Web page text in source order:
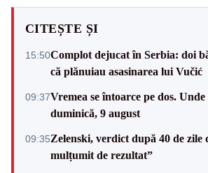
CITEȘTE ȘI
15:50Complot dejucat în Serbia: doi
că plănuiau asasinarea lui Vučić
09:37Vremea se întoarce pe dos. Unde
duminică, 9 august
09:35Zelenski, verdict după 40 de zile
mulțumit de rezultat”